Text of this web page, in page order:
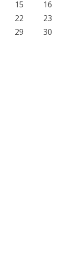
15
16
22
23
29
30